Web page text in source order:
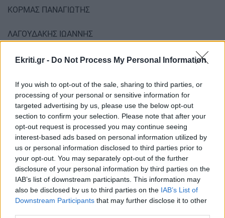
Ekriti.gr - Do Not Process My Personal Information
If you wish to opt-out of the sale, sharing to third parties, or
processing of your personal or sensitive information for
targeted advertising by us, please use the below opt-out
section to confirm your selection. Please note that after your
opt-out request is processed you may continue seeing
interest-based ads based on personal information utilized by
us or personal information disclosed to third parties prior to
your opt-out. You may separately opt-out of the further
disclosure of your personal information by third parties on the
IAB’s list of downstream participants. This information may
also be disclosed by us to third parties on the IAB’s List of
Downstream Participants that may further disclose it to other
ΚΟΡΜΑΣ ΠΑΝΑΓΙΩΤΗΣ
ΛΑΓΟΥΔΑΚΗΣ ΙΩΑΝΝΗΣ
ΛΑΜΠΡΙΔΗΣ ΧΡΗΣΤΟΣ
ΛΑΜΠΡΙΝΙΔΗΣ ΦΩΤΗΣ
ΛΙΒΑΔΑΣ ΚΩΝΣΤΑΝΤΙΝΟΣ
ΛΙΝΟΥ ΑΘΗΝΑ
ΛΟΥΚΑ ΜΑΡΙΑ
ΛΥΜΠΕΡΑΚΗ BESSON ΑΙΜΙΛΙΑ
ΜΑΔΕΜΛΗΣ ΝΙΚΟΣ